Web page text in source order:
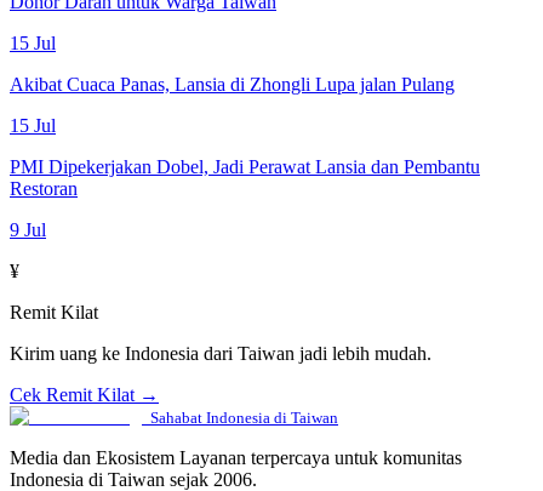
15 Jul
Akibat Cuaca Panas, Lansia di Zhongli Lupa jalan Pulang
15 Jul
PMI Dipekerjakan Dobel, Jadi Perawat Lansia dan Pembantu
Restoran
9 Jul
¥
Remit Kilat
Kirim uang ke Indonesia dari Taiwan jadi lebih mudah.
Cek Remit Kilat →
Sahabat Indonesia di Taiwan
Media dan Ekosistem Layanan terpercaya untuk komunitas
Indonesia di Taiwan sejak 2006.